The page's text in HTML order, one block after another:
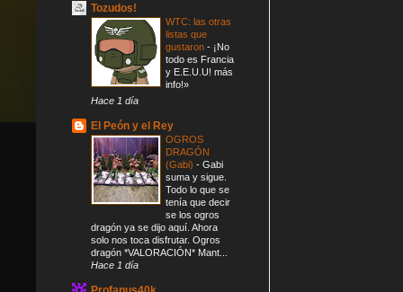
Tozudos!
WTC: las otras
listas que
gustaron - ¡No
todo es Francia
y E.E.U.U! más
info!»
Hace 1 día
El Peón y el Rey
OGROS
DRAGÓN
(Gabi) - Gabi
suma y sigue.
Todo lo que se
tenía que decir
se los ogros
dragón ya se dijo aquí. Ahora
solo nos toca disfrutar. Ogros
dragón *VALORACIÓN* Mant...
Hace 1 día